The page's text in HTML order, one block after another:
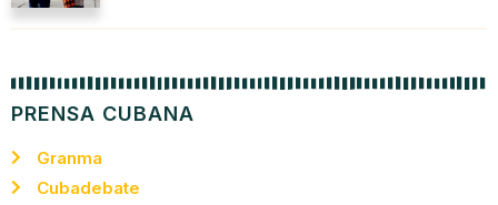
PRENSA CUBANA
Granma
Cubadebate